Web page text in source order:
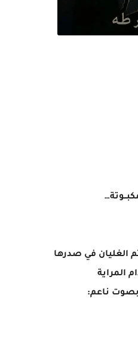
الغليان في صدرها
المراية
بصوت ناعم: